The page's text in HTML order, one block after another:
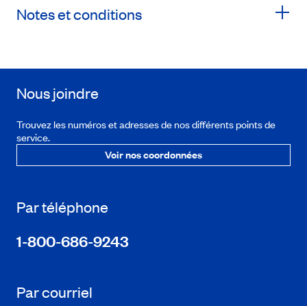
Notes et conditions
Nous joindre
Trouvez les numéros et adresses de nos différents points de
service.
Voir nos coordonnées
Par téléphone
1-800-686-9243
Par courriel